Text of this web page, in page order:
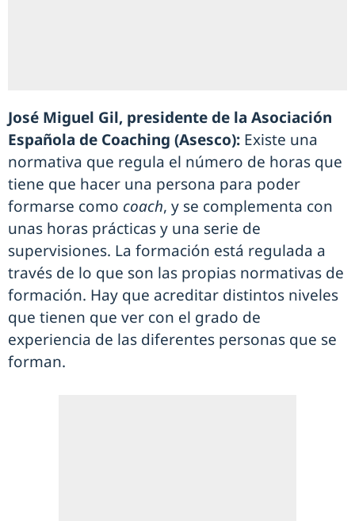
José Miguel Gil, presidente de la Asociación
Española de Coaching (Asesco): Existe una
normativa que regula el número de horas que
tiene que hacer una persona para poder
formarse como coach, y se complementa con
unas horas prácticas y una serie de
supervisiones. La formación está regulada a
través de lo que son las propias normativas de
formación. Hay que acreditar distintos niveles
que tienen que ver con el grado de
experiencia de las diferentes personas que se
forman.